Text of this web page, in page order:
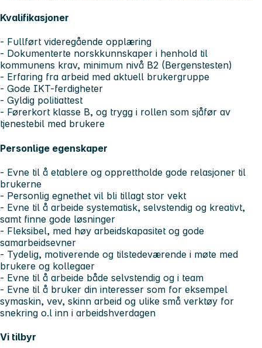
Kvalifikasjoner
- Fullført videregående opplæring
- Dokumenterte norskkunnskaper i henhold til
kommunens krav, minimum nivå B2 (Bergenstesten)
- Erfaring fra arbeid med aktuell brukergruppe
- Gode IKT-ferdigheter
- Gyldig politiattest
- Førerkort klasse B, og trygg i rollen som sjåfør av
tjenestebil med brukere
Personlige egenskaper
- Evne til å etablere og opprettholde gode relasjoner til
brukerne
- Personlig egnethet vil bli tillagt stor vekt
- Evne til å arbeide systematisk, selvstendig og kreativt,
samt finne gode løsninger
- Fleksibel, med høy arbeidskapasitet og gode
samarbeidsevner
- Tydelig, motiverende og tilstedeværende i møte med
brukere og kollegaer
- Evne til å arbeide både selvstendig og i team
- Evne til å bruker din interesser som for eksempel
symaskin, vev, skinn arbeid og ulike små verktøy for
snekring o.l inn i arbeidshverdagen
Vi tilbyr